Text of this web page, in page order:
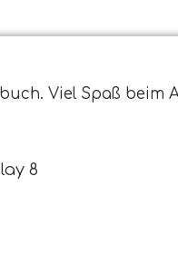
Viel Spaß beim
8